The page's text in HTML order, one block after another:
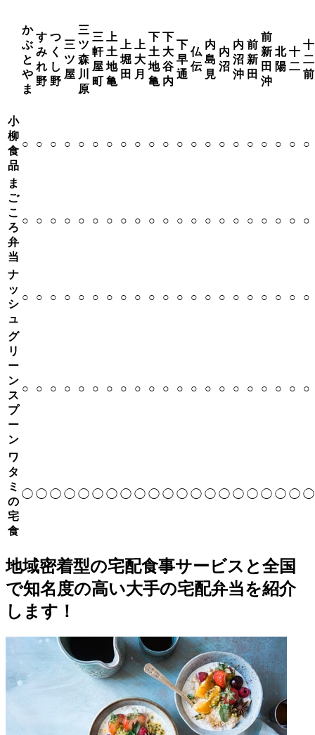
か
ぶ
と
や
ま
す
み
れ
野
つ
く
し
野
三
ツ
屋
三
ツ
森
川
原
三
軒
屋
町
上
土
地
亀
上
堀
田
上
大
月
下
土
地
亀
下
大
谷
内
下
早
通
仏
伝
内
島
見
内
沼
内
沼
沖
前
新
田
前
新
田
沖
北
陽
十
二
十
二
前
小
柳
食
品
○ ○ ○ ○ ○ ○ ○ ○ ○ ○ ○ ○ ○ ○ ○ ○ ○ ○ ○ ○ ○
ま
ご
こ
ろ
弁
当
○ ○ ○ ○ ○ ○ ○ ○ ○ ○ ○ ○ ○ ○ ○ ○ ○ ○ ○ ○ ○
ナ
ッ
シ
ュ
○ ○ ○ ○ ○ ○ ○ ○ ○ ○ ○ ○ ○ ○ ○ ○ ○ ○ ○ ○ ○
グ
リ
ー
ン
ス
プ
ー
ン
○ ○ ○ ○ ○ ○ ○ ○ ○ ○ ○ ○ ○ ○ ○ ○ ○ ○ ○ ○ ○
ワ
タ
ミ
の
宅
食
◯ ◯ ◯ ◯ ◯ ◯ ◯ ◯ ◯ ◯ ◯ ◯ ◯ ◯ ◯ ◯ ◯ ◯ ◯ ◯ ◯
地域密着型の宅配食事サービスと全国
で知名度の高い大手の宅配弁当を紹介
します！